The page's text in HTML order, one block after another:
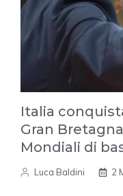
Italia
Gran
Mondiali di
Luca Baldini 2